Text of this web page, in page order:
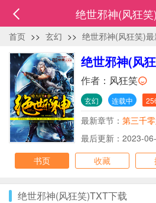
绝世邪神(风狂
首页 >> 玄幻 >> 绝世邪神(风狂笑)
绝世邪神(风
作者： 风狂笑
玄幻 连载中
最新章节： 第三千
最后更新：2023-
书页
收藏
绝世邪神(风狂笑)TXT下载